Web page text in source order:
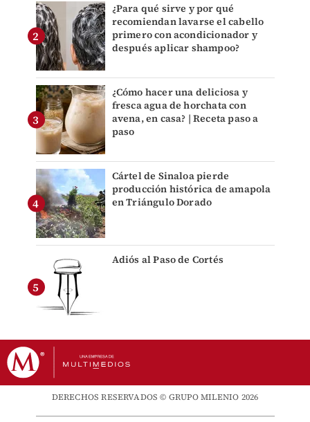
¿Para qué sirve y por qué
recomiendan lavarse el cabello
primero con acondicionador y
después aplicar shampoo?
¿Cómo hacer una deliciosa y
fresca agua de horchata con
avena, en casa? | Receta paso a
paso
Cártel de Sinaloa pierde
producción histórica de amapola
en Triángulo Dorado
Adiós al Paso de Cortés
DERECHOS RESERVADOS © GRUPO MILENIO 2026